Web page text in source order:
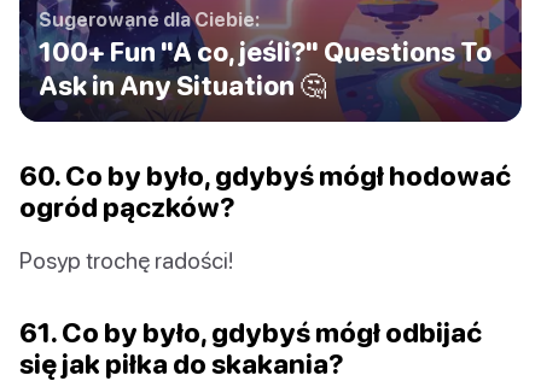
Sugerowane dla Ciebie:
100+ Fun "A co, jeśli?" Questions To
Ask in Any Situation 🤔
60. Co by było, gdybyś mógł hodować
ogród pączków?
Posyp trochę radości!
61. Co by było, gdybyś mógł odbijać
się jak piłka do skakania?